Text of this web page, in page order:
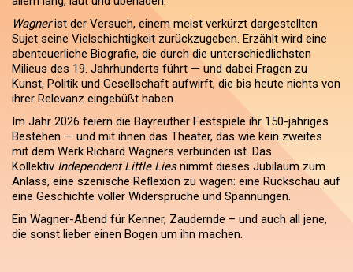
Wagnerist der Versuch, einem meist verkürzt dargestellten
Sujet seine Vielschichtigkeit zurückzugeben. Erzählt wird eine
abenteuerliche Biografie, die durch die unterschiedlichsten
Milieus des 19. Jahrhunderts führt — und dabei Fragen zu
Kunst, Politik und Gesellschaft aufwirft, die bis heute nichts von
ihrer Relevanz eingebüßt haben.
Im Jahr 2026 feiern die Bayreuther Festspiele ihr 150-jähriges
Bestehen — und mit ihnen das Theater, das wie kein zweites
mit dem Werk Richard Wagners verbunden ist. Das
Kollektiv Independent Little Liesnimmt dieses Jubiläum zum
Anlass, eine szenische Reflexion zu wagen: eine Rückschau auf
eine Geschichte voller Widersprüche und Spannungen.
Ein Wagner-Abend für Kenner, Zaudernde – und auch all jene,
die sonst lieber einen Bogen um ihn machen.